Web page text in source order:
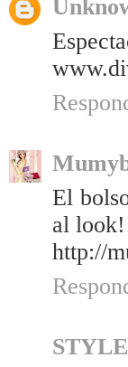
El
al
http://